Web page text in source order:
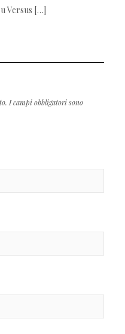
Versus […]
I campi obbligatori sono